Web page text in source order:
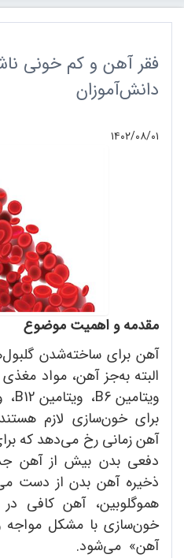
فقر آهن و کم خونی
دانش‌آموزان
۱۴۰۲/۰۸/۰۱
مقدمه و اهمیت موضوع
آهن برای ساخته‌شدن
البته به‌جز آهن، مواد
برای خون‌سازی لازم
آهن زمانی رخ می‌دهد که
دفعی بدن بیش از آهن
ذخیره آهن بدن از دست
هموگلوبین، آهن کافی
خون‌سازی با مشکل مواجه
آهن» می‌شود.